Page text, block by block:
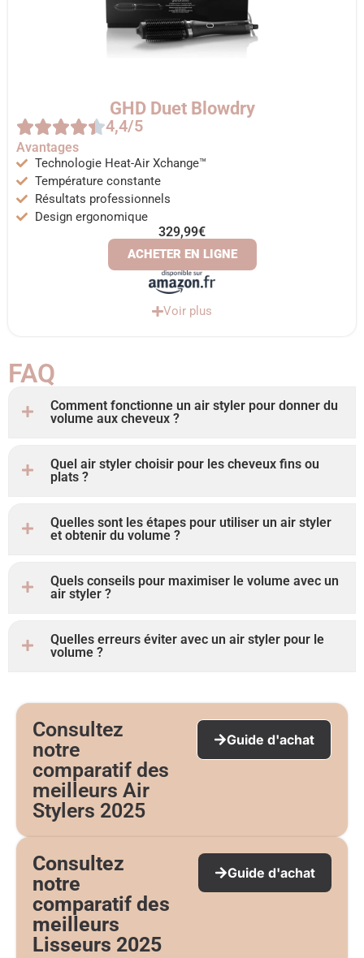
GHD Duet Blowdry
4,4/5
Avantages
Technologie Heat-Air Xchange™
Température constante
Résultats professionnels
Design ergonomique
329,99€
ACHETER EN LIGNE
Voir plus
FAQ
Comment fonctionne un air styler pour donner du
volume aux cheveux ?
Quel air styler choisir pour les cheveux fins ou
plats ?
Quelles sont les étapes pour utiliser un air styler
et obtenir du volume ?
Quels conseils pour maximiser le volume avec un
air styler ?
Quelles erreurs éviter avec un air styler pour le
volume ?
Consultez
notre
comparatif des
meilleurs Air
Stylers 2025
Guide d'achat
Consultez
notre
comparatif des
meilleurs
Lisseurs 2025
Guide d'achat